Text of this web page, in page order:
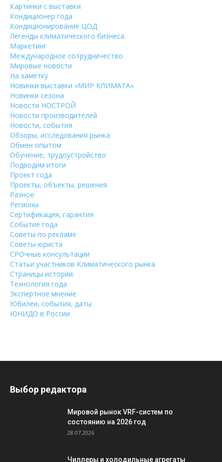
Картинки с выставки
Кондиционер года
Кондиционирование ЦОД
Легенды климатического бизнеса
Маркетинг
Международное сотрудничество
Мировые новости
На заметку
Новинки выставки «МИР КЛИМАТА»
Новинки сезона
Новости НОСТРОЙ
Новости производителей
Новости, события
Обзоры, исследования рынка
Обмен опытом
Обучение, трудоустройство
Подводим итоги
Проект года
Проекты, объекты, решения
Разное
Регионы
Сертификация, гарантия
Событие года
Советы по рекламе
Советы юриста
СРОчные консультации
Статьи участников Климатического рынка
Страницы истории
Технология года
Экспертное мнение
Юбилеи, события, даты
ЮНИДО в России
Выбор редактора
Мировой рынок VRF-систем по
состоянию на 2026 год
28.07.2026
Чиллеры и холодильные агрегаты